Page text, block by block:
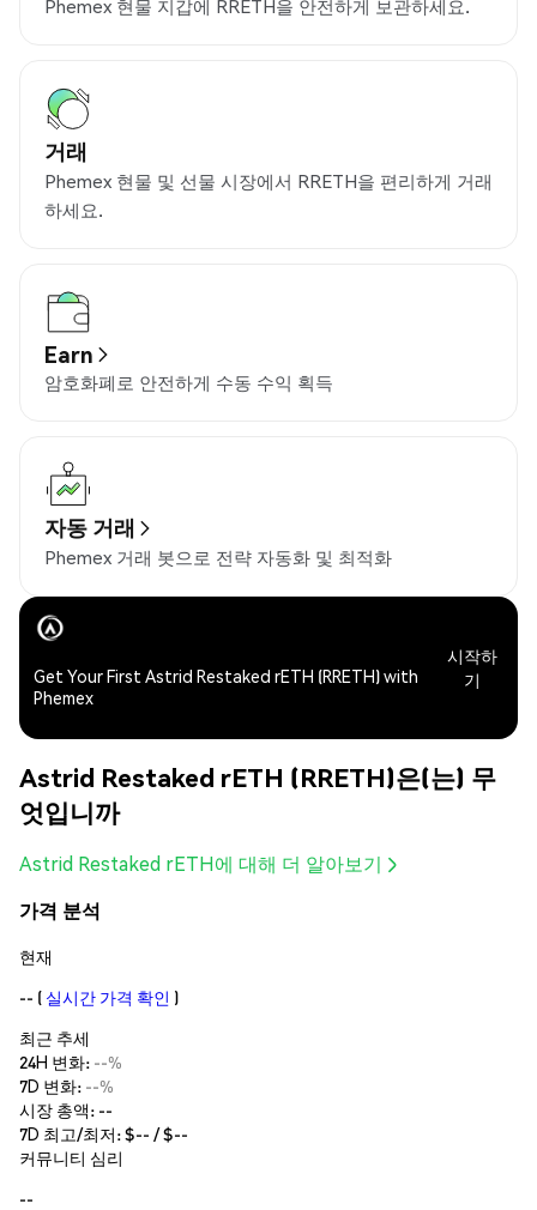
Phemex 현물 지갑에 RRETH을 안전하게 보관하세요.
거래
Phemex 현물 및 선물 시장에서 RRETH을 편리하게 거래
하세요.
Earn
암호화폐로 안전하게 수동 수익 획득
자동 거래
Phemex 거래 봇으로 전략 자동화 및 최적화
Get Your First Astrid Restaked rETH (RRETH) with
Phemex
시작하
기
Astrid Restaked rETH (RRETH)은(는) 무
엇입니까
Astrid Restaked rETH에 대해 더 알아보기
가격 분석
현재
-- ( 실시간 가격 확인 )
최근 추세
24H 변화: --%
7D 변화: --%
시장 총액: --
7D 최고/최저: $-- / $--
커뮤니티 심리
--